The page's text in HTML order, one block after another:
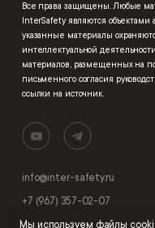
Все права защищены. Любые
InterSafety являются объектами
указанные материалы
интеллектуальной
материалов, размещенных на
письменного согласия
ссылки на источник.
info@inter-safety.ru
+7 (967) 357-02-07
Мы используем файлы